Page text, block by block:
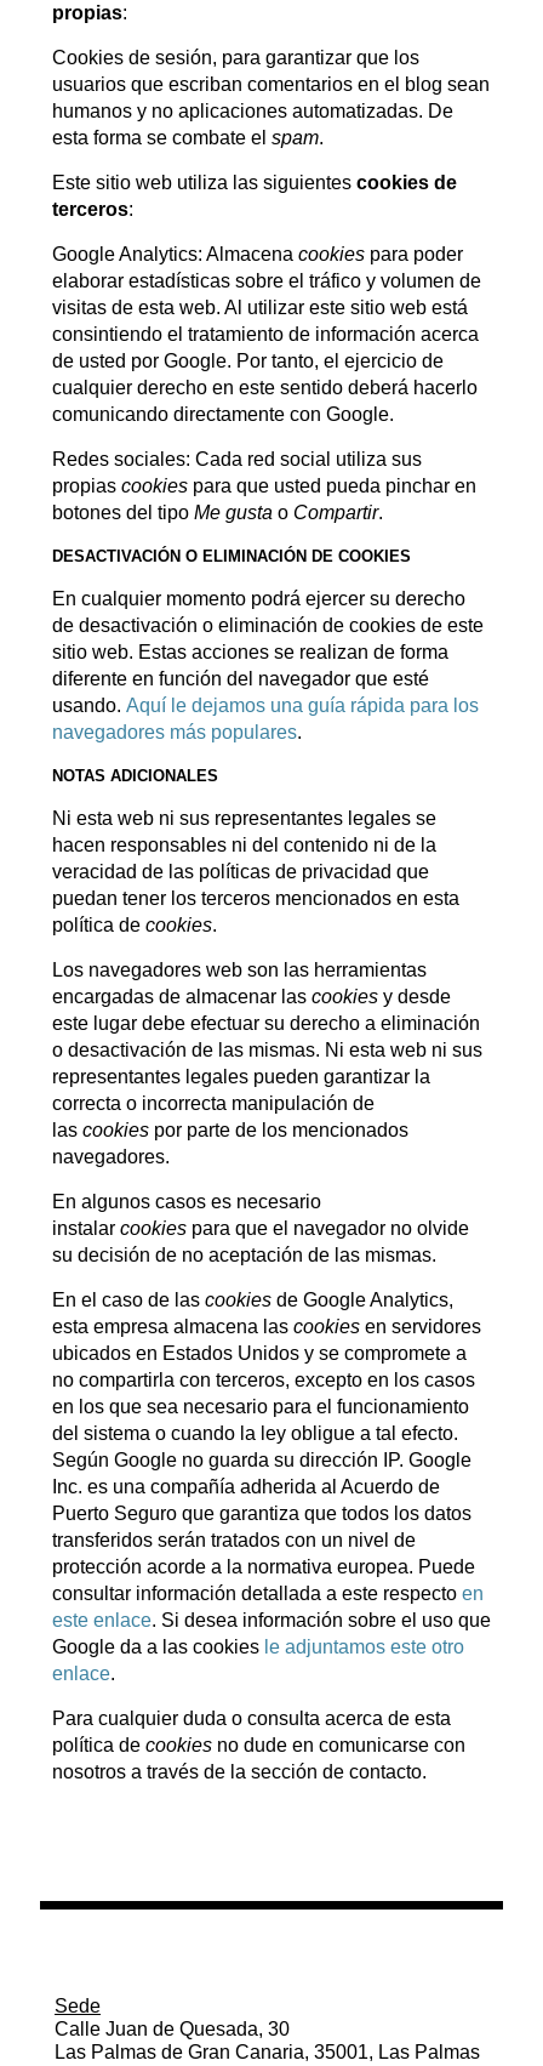
propias:
Cookies de sesión, para garantizar que los
usuarios que escriban comentarios en el blog sean
humanos y no aplicaciones automatizadas. De
esta forma se combate el spam.
Este sitio web utiliza las siguientes cookies de
terceros:
Google Analytics: Almacena cookies para poder
elaborar estadísticas sobre el tráfico y volumen de
visitas de esta web. Al utilizar este sitio web está
consintiendo el tratamiento de información acerca
de usted por Google. Por tanto, el ejercicio de
cualquier derecho en este sentido deberá hacerlo
comunicando directamente con Google.
Redes sociales: Cada red social utiliza sus
propias cookies para que usted pueda pinchar en
botones del tipo Me gusta o Compartir.
DESACTIVACIÓN O ELIMINACIÓN DE COOKIES
En cualquier momento podrá ejercer su derecho
de desactivación o eliminación de cookies de este
sitio web. Estas acciones se realizan de forma
diferente en función del navegador que esté
usando. Aquí le dejamos una guía rápida para los
navegadores más populares.
NOTAS ADICIONALES
Ni esta web ni sus representantes legales se
hacen responsables ni del contenido ni de la
veracidad de las políticas de privacidad que
puedan tener los terceros mencionados en esta
política de cookies.
Los navegadores web son las herramientas
encargadas de almacenar las cookies y desde
este lugar debe efectuar su derecho a eliminación
o desactivación de las mismas. Ni esta web ni sus
representantes legales pueden garantizar la
correcta o incorrecta manipulación de
las cookies por parte de los mencionados
navegadores.
En algunos casos es necesario
instalar cookies para que el navegador no olvide
su decisión de no aceptación de las mismas.
En el caso de las cookies de Google Analytics,
esta empresa almacena las cookies en servidores
ubicados en Estados Unidos y se compromete a
no compartirla con terceros, excepto en los casos
en los que sea necesario para el funcionamiento
del sistema o cuando la ley obligue a tal efecto.
Según Google no guarda su dirección IP. Google
Inc. es una compañía adherida al Acuerdo de
Puerto Seguro que garantiza que todos los datos
transferidos serán tratados con un nivel de
protección acorde a la normativa europea. Puede
consultar información detallada a este respecto en
este enlace. Si desea información sobre el uso que
Google da a las cookies le adjuntamos este otro
enlace.
Para cualquier duda o consulta acerca de esta
política de cookies no dude en comunicarse con
nosotros a través de la sección de contacto.
Sede
Calle Juan de Quesada, 30
Las Palmas de Gran Canaria, 35001, Las Palmas